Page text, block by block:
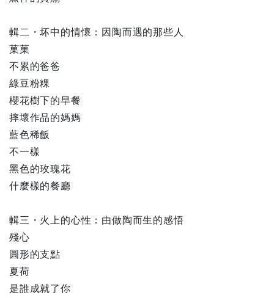
輯二・坏中的情懷：因陶而遇的那些人
菓菓
不累的爸爸
綠豆粉粿
櫻花樹下的早餐
摔壞作品的媽媽
藍色稀飯
不一樣
黑色的玫瑰花
什麼樣的餐廳
輯三・火上的心性：由做陶而生的感悟
殘心
圓形的支點
夏荷
是誰成就了你